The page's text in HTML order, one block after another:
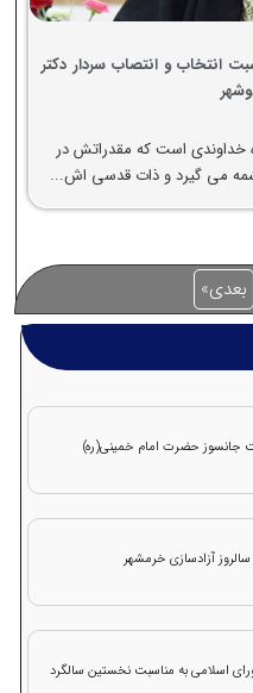
انتخاب و انتصاب سردار دکتر
خداوندی است که مقدراتش در
می گیرد و ذات قدسی اش...
بعدی»
جانسوز حضرت امام خمينی(ره)
آزادسازی خرمشهر
اسلامی به مناسبت نخستین سالگرد